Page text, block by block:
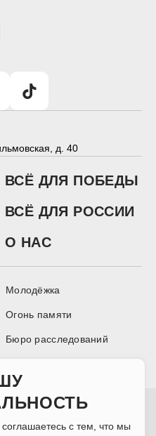
д. 40
ВСЁ ДЛЯ ПОБЕДЫ
ВСЁ ДЛЯ РОССИИ
О НАС
Молодёжка
Огонь памяти
Бюро расследований
ресурс ОБЩЕРОССИЙСКОГО
технологий и массовых
с тем, что мы